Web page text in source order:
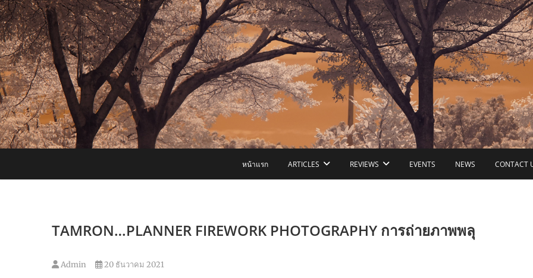
Skip
to
content
หน้าแรก ARTICLES REVIEWS EVENTS NEWS CONTACT
TAMRON…PLANNER FIREWORK PHOTOGRAPHY การถ่ายภาพพลุ
Admin 20 ธันวาคม 2021